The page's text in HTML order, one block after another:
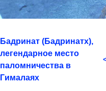
Бадринат (Бадринатх),
легендарное место
паломничества в
Гималаях
<